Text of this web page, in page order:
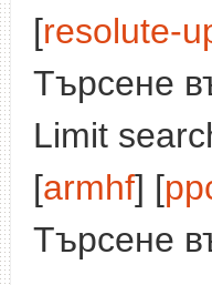
[resolute-
Търсене
Limit
[armhf] [
Търсене